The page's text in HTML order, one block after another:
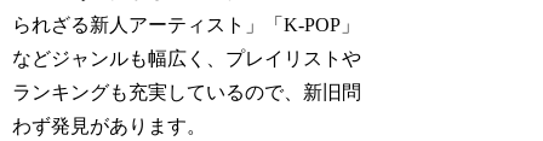
られざる新人アーティスト」「K-POP」
などジャンルも幅広く、プレイリストや
ランキングも充実しているので、新旧問
わず発見があります。